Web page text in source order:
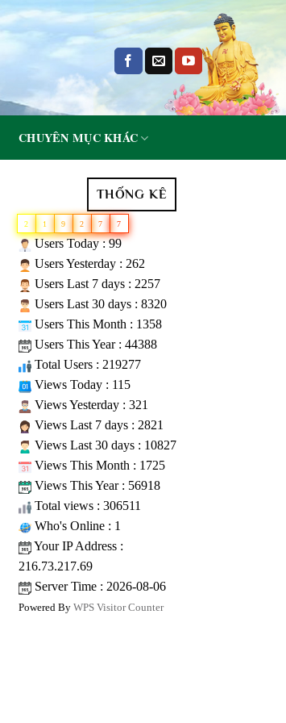
CHUYÊN MỤC KHÁC
THỐNG KÊ
2 1 9 2 7 7
Users Today : 99
Users Yesterday : 262
Users Last 7 days : 2257
Users Last 30 days : 8320
Users This Month : 1358
Users This Year : 44388
Total Users : 219277
Views Today : 115
Views Yesterday : 321
Views Last 7 days : 2821
Views Last 30 days : 10827
Views This Month : 1725
Views This Year : 56918
Total views : 306511
Who's Online : 1
Your IP Address :
216.73.217.69
Server Time : 2026-08-06
Powered By WPS Visitor Counter